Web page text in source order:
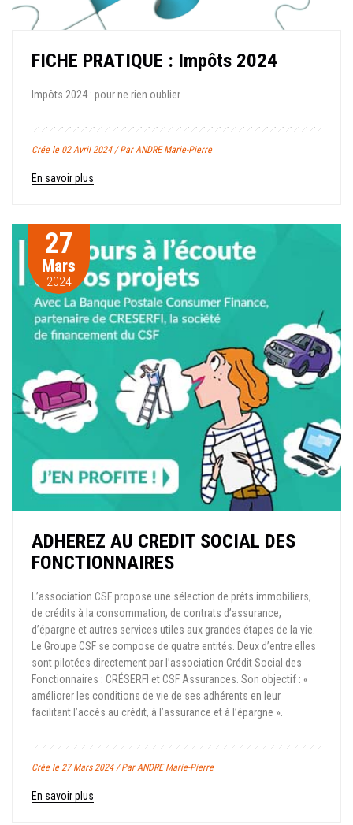
FICHE PRATIQUE : Impôts 2024
Impôts 2024 : pour ne rien oublier
Crée le 02 Avril 2024 / Par ANDRE Marie-Pierre
En savoir plus
27
Mars
2024
ADHEREZ AU CREDIT SOCIAL DES
FONCTIONNAIRES
L’association CSF propose une sélection de prêts immobiliers,
de crédits à la consommation, de contrats d’assurance,
d’épargne et autres services utiles aux grandes étapes de la vie.
Le Groupe CSF se compose de quatre entités. Deux d’entre elles
sont pilotées directement par l’association Crédit Social des
Fonctionnaires : CRÉSERFI et CSF Assurances. Son objectif : «
améliorer les conditions de vie de ses adhérents en leur
facilitant l’accès au crédit, à l’assurance et à l’épargne ».
Crée le 27 Mars 2024 / Par ANDRE Marie-Pierre
En savoir plus